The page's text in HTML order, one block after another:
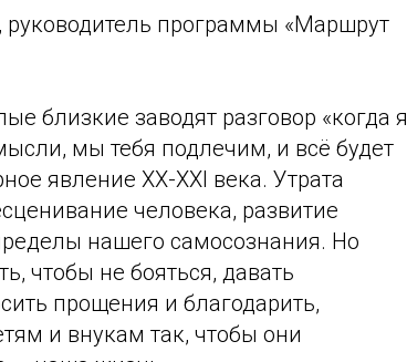
руководитель программы «Маршрут
близкие заводят разговор «когда я
мы тебя подлечим, и всё будет
явление XX-XXI века. Утрата
человека, развитие
нашего самосознания. Но
чтобы не бояться, давать
прощения и благодарить,
и внукам так, чтобы они